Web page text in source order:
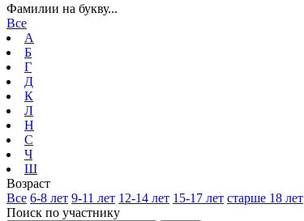
Фамилии на букву...
Все
А
Б
Г
Д
К
Л
Н
С
Ч
Ш
Возраст
Все 6-8 лет 9-11 лет 12-14 лет 15-17 лет старше 18 лет
Поиск по участнику